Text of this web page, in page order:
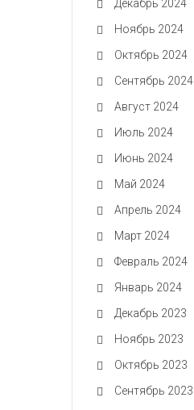
Декабрь 2024
Ноябрь 2024
Октябрь 2024
Сентябрь 2024
Август 2024
Июль 2024
Июнь 2024
Май 2024
Апрель 2024
Март 2024
Февраль 2024
Январь 2024
Декабрь 2023
Ноябрь 2023
Октябрь 2023
Сентябрь 2023